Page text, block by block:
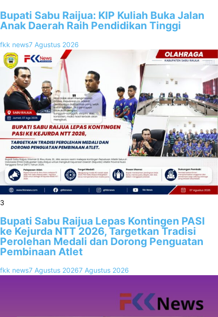
Bupati Sabu Raijua: KIP Kuliah Buka Jalan
Anak Daerah Raih Pendidikan Tinggi
fkk news7 Agustus 2026
3
Bupati Sabu Raijua Lepas Kontingen PASI
ke Kejurda NTT 2026, Targetkan Tradisi
Perolehan Medali dan Dorong Penguatan
Pembinaan Atlet
fkk news7 Agustus 20267 Agustus 2026